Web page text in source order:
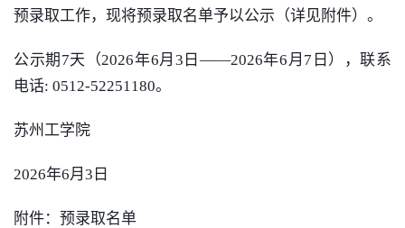
预录取工作，现将预录取名单予以公示（详见附件）。
公示期7天（2026年6月3日——2026年6月7日），联系
电话: 0512-52251180。
苏州工学院
2026年6月3日
附件：预录取名单